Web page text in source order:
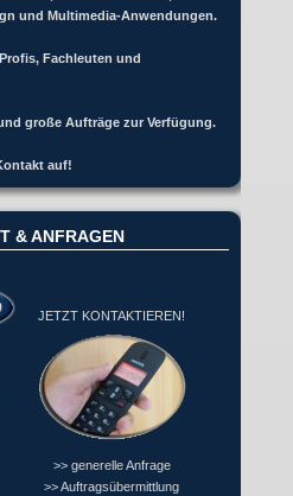
und Multimedia-Anwendungen.
Fachleuten und
große Aufträge zur Verfügung.
auf!
& ANFRAGEN
JETZT KONTAKTIEREN!
>> generelle Anfrage
>> Auftragsübermittlung